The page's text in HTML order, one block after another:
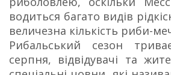
водиться багато видів
величезна кількість риби-
Рибальський сезон
серпня, відвідувачі та